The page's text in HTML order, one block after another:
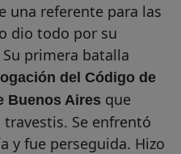
una referente para las
dio todo por su
primera batalla
del Código de
Buenos Aires que
Se enfrentó
y fue perseguida. Hizo